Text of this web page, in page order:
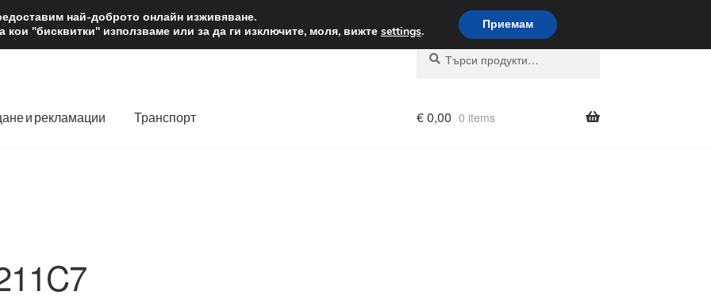
лв. Доставка по целия свят
Търсене
Търсене
и рекламации Транспорт €0,00 0 items
най-доброто онлайн изживяване.
"бисквитки" използваме или за да ги изключите, моля, вижте settings. Приемам